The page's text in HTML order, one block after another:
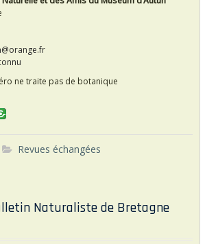
ne traite pas de botanique
Revues échangées
Naturaliste de Bretagne